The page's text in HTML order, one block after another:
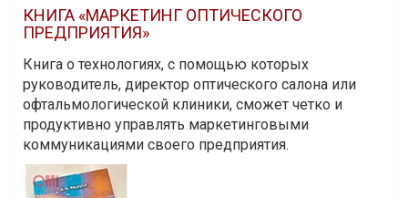
КНИГА «МАРКЕТИНГ ОПТИЧЕСКОГО
ПРЕДПРИЯТИЯ»
Книга о технологиях, с помощью которых
руководитель, директор оптического салона или
офтальмологической клиники, сможет четко и
продуктивно управлять маркетинговыми
коммуникациями своего предприятия.